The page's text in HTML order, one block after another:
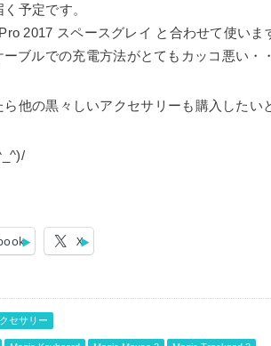
予定です。
2017 スペースグレイ と合わせて使い
ーブルでの充電方法がとてもカッコ悪い・
ら他の黒々しいアクセサリーも購入したい
X
セサリー